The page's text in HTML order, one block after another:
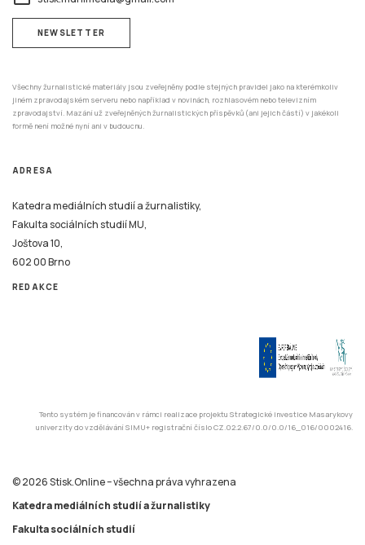
Všechny žurnalistické materiály jsou zveřejněny podle stejných pravidel jako na kterémkoliv
formě není možné nyní ani v budoucnu.
ADRESA
Katedra mediálních studií a žurnalistiky,
Joštova 10,
602 00 Brno
REDAKCE
Tento systém je financován v rámci realizace projektu Strategické investice Masarykovy
Fakulta sociálních studií
Masarykova univerzita